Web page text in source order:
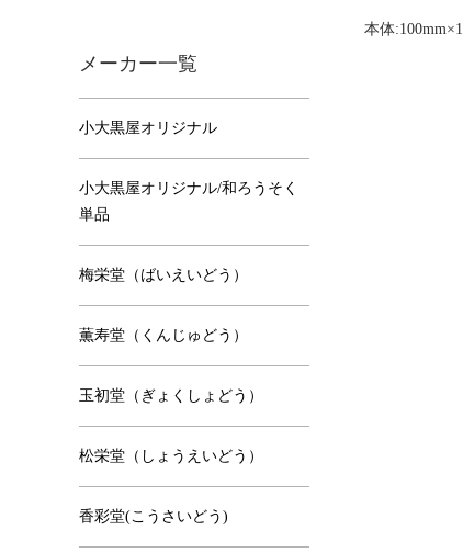
本体
メーカー一覧
小大黒屋オリジナル
小大黒屋オリジナル/和ろうそく
単品
梅栄堂（ばいえいどう）
薫寿堂（くんじゅどう）
玉初堂（ぎょくしょどう）
松栄堂（しょうえいどう）
香彩堂(こうさいどう)